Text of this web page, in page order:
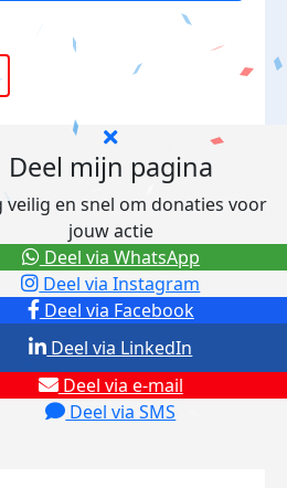
Deel mijn pagina
veilig en snel om donaties voor
jouw actie
Deel via Facebook
Deel via Instagram
Deel via e-mail
Deel via SMS
Deel via LinkedIn
Deel via WhatsApp